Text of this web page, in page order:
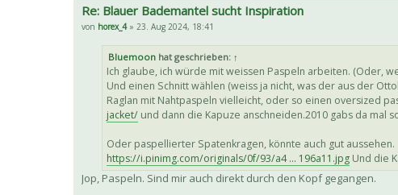
Re: Blauer Bademantel sucht Inspiration
von horex_4» 23. Aug 2024, 18:41
Bluemoon hat geschrieben: ↑
Ich glaube, ich würde mit weissen Paspeln arbeiten. (Oder,
Und einen Schnitt wählen (weiss ja nicht, was der aus der
Raglan mit Nahtpaspeln vielleicht, oder so einen oversized
jacket/ und dann die Kapuze anschneiden.2010 gabs da mal
Oder paspellierter Spatenkragen, könnte auch gut aussehen.
https://i.pinimg.com/originals/0f/93/a4 ... 196a11.jpg Und die
Jop, Paspeln. Sind mir auch direkt durch den Kopf gegangen.